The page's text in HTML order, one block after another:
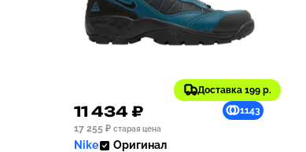
Доставка 199 р.
11 434 ₽
1143
17 255 ₽ старая цена
Nike Оригинал